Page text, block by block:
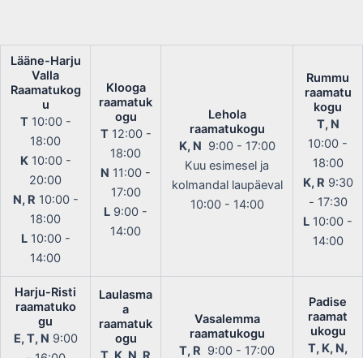
Lääne-Harju
Valla
Raamatukog
u
T10:00 -
18:00
K10:00 -
20:00
N, R 10:00 -
18:00
L10:00 -
14:00
Klooga
raamatuk
ogu
T12:00 -
18:00
N 11:00 -
17:00
L 9:00 -
14:00
Lehola
raamatukogu
K, N 9:00 - 17:00
Kuu esimesel ja
kolmandal laupäeval
10:00 - 14:00
Rummu
raamatu
kogu
T, N
10:00 -
18:00
K, R 9:30
- 17:30
L 10:00 -
14:00
Harju-Risti
raamatuko
gu
E, T, N 9:00
Laulasma
a
raamatuk
ogu
Vasalemma
raamatukogu
T, R 9:00 - 17:00
Padise
raamat
ukogu
T, K, N,